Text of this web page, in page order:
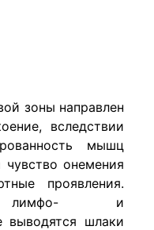
зоны направлен
вследствии
мышц
онемения
проявления.
лимфо- и
выводятся шлаки